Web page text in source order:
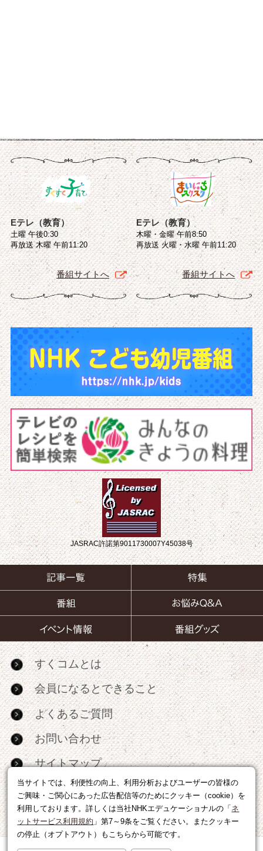
当サイトでは、利便性の向上、利用分析およびユーザーの皆様の
ご興味・ご関心にあった広告配信等のためにクッキー（cookie）を
利用しております。詳しくは当社NHKエデュケーショナルの「 ネ
ットサービス利用規約 」第7～9条をご覧ください。またクッキー
の停止（オプトアウト）もこちらから可能です。
Eテレ（教育）
土曜 午後0:30
再放送 木曜 午前11:20
番組サイトへ
Eテレ（教育）
木曜・金曜 午前8:50
再放送 火曜・水曜 午前11:20
番組サイトへ
JASRAC許諾第9011730007Y45038号
すくコムとは
会員になるとできること
よくあるご質問
お問い合わせ
サイトマップ
RSS
広告出稿・パートナーシップについて